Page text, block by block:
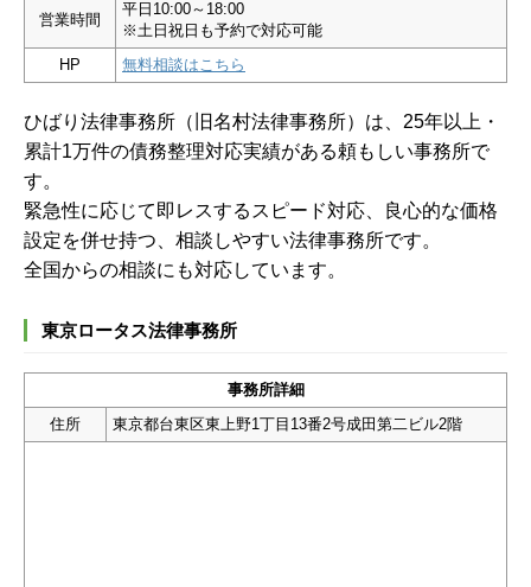
営業時間
平日10:00～18:00
※土日祝日も予約で対応可能
HP
無料相談はこちら
ひばり法律事務所（旧名村法律事務所）は、25年以上・
累計1万件の債務整理対応実績がある頼もしい事務所で
す。
緊急性に応じて即レスするスピード対応、良心的な価格
設定を併せ持つ、相談しやすい法律事務所です。
全国からの相談にも対応しています。
東京ロータス法律事務所
事務所詳細
住所
東京都台東区東上野1丁目13番2号成田第二ビル2階